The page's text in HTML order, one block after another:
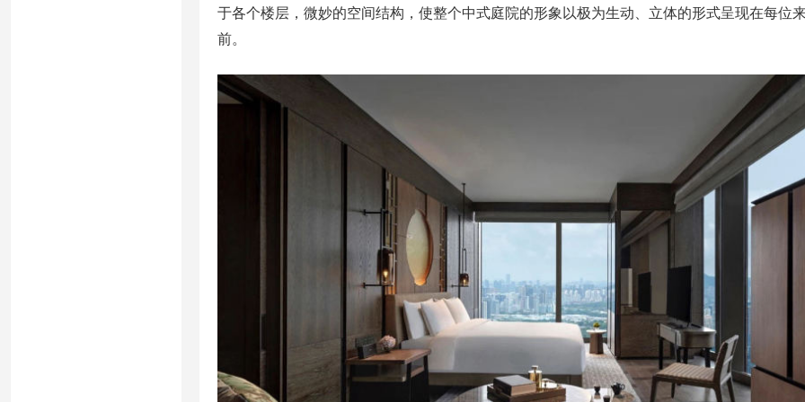
于各个楼层，微妙的空间结构，使整个中式庭院的形象以极为生动、立体的形式呈现在每位
前。